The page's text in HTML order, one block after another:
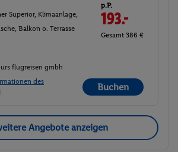
Superior, Klimaanlage,
Balkon o. Terrasse
p.P.
193.-
Gesamt 386 €
flugreisen gmbh
des
Buchen
Angebote anzeigen